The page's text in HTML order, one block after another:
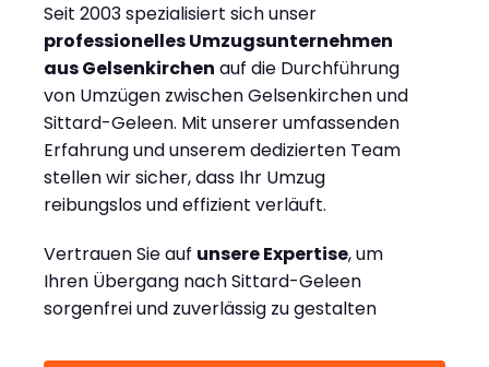
Seit 2003 spezialisiert sich unser
professionelles Umzugsunternehmen
aus Gelsenkirchen auf die Durchführung
von Umzügen zwischen Gelsenkirchen und
Sittard-Geleen. Mit unserer umfassenden
Erfahrung und unserem dedizierten Team
stellen wir sicher, dass Ihr Umzug
reibungslos und effizient verläuft.
Vertrauen Sie auf unsere Expertise, um
Ihren Übergang nach Sittard-Geleen
sorgenfrei und zuverlässig zu gestalten